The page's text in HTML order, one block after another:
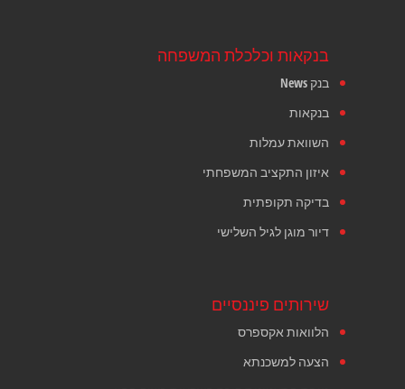
בנקאות וכלכלת המשפחה
בנק News
בנקאות
השוואת עמלות
איזון התקציב המשפחתי
בדיקה תקופתית
דיור מוגן לגיל השלישי
שירותים פיננסיים
הלוואות אקספרס
הצעה למשכנתא